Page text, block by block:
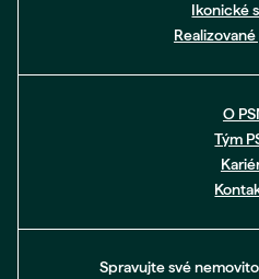
Ikonické
O
Tým
Spravujte své